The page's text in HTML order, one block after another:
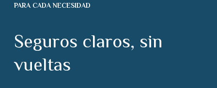
PARA CADA NECESIDAD
Seguros claros, sin
vueltas